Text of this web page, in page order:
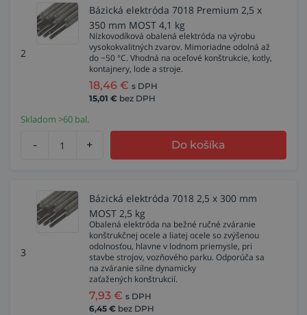
2
Bázická elektróda 7018 Premium 2,5 x
350 mm MOST 4,1 kg
Nízkovodíková obalená elektróda na výrobu
vysokokvalitných zvarov. Mimoriadne odolná až
do −50 °C. Vhodná na oceľové konštrukcie, kotly,
kontajnery, lode a stroje.
18,46 € s DPH
15,01 € bez DPH
Skladom >60 bal.
- + Do košíka
3
Bázická elektróda 7018 2,5 x 300 mm
MOST 2,5 kg
Obalená elektróda na bežné ručné zváranie
konštrukčnej ocele a liatej ocele so zvýšenou
odolnosťou, hlavne v lodnom priemysle, pri
stavbe strojov, vozňového parku. Odporúča sa
na zváranie silne dynamicky
zaťažených konštrukcií.
7,93 € s DPH
6,45 € bez DPH